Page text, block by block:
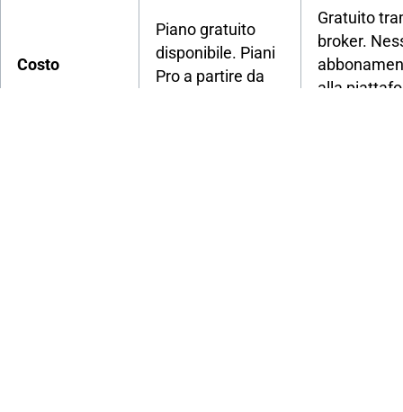
Costo
Piano gratuito
disponibile. Piani
Pro a partire da
Gratuito
broker.
alla